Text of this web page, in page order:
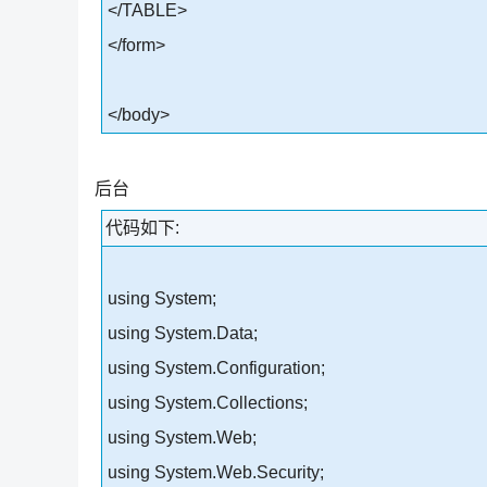
</TABLE>
</form>
</body>
后台
代码如下:
using System;
using System.Data;
using System.Configuration;
using System.Collections;
using System.Web;
using System.Web.Security;